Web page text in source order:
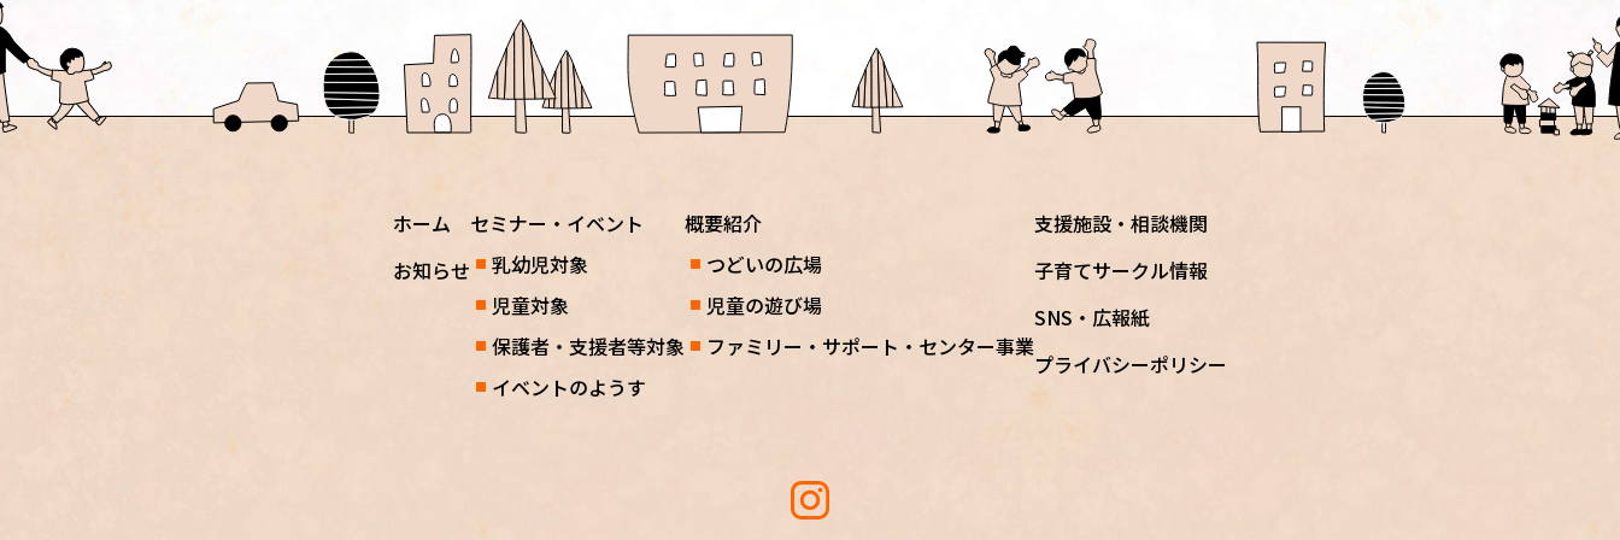
ホーム
お知らせ
セミナー・イベント
乳幼児対象
児童対象
保護者・支援者等対象
イベントのようす
概要紹介
つどいの広場
児童の遊び場
ファミリー・サポート・センター事業
支援施設・相談機関
子育てサークル情報
SNS・広報紙
プライバシーポリシー